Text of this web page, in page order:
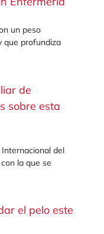
un peso
que profundiza
de
sobre esta
del
la que se
el pelo este